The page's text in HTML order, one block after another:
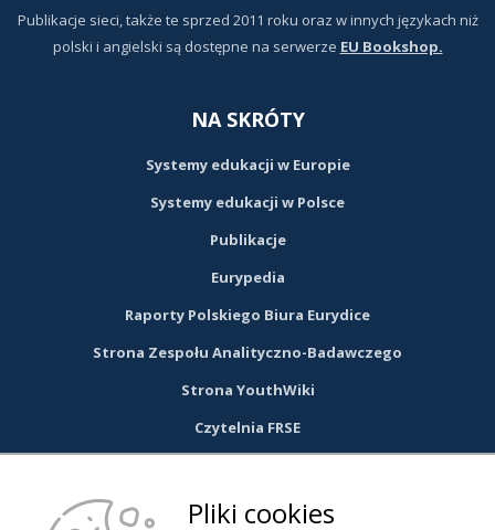
Publikacje sieci, także te sprzed 2011 roku oraz w innych językach niż
polski i angielski są dostępne na serwerze EU Bookshop.
NA SKRÓTY
Systemy edukacji w Europie
Systemy edukacji w Polsce
Publikacje
Eurypedia
Raporty Polskiego Biura Eurydice
Strona Zespołu Analityczno-Badawczego
Strona YouthWiki
Czytelnia FRSE
Pliki cookies